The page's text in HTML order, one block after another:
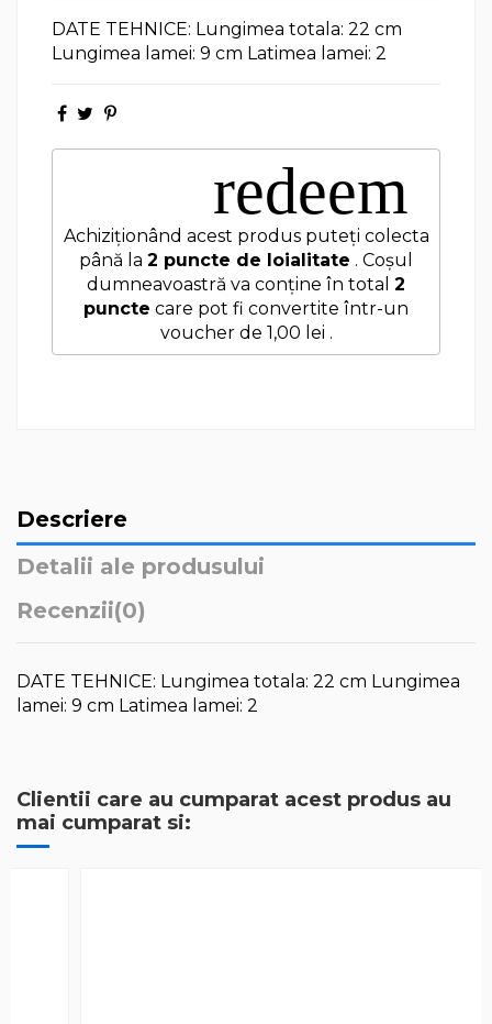
DATE TEHNICE: Lungimea totala: 22 cm
Lungimea lamei: 9 cm Latimea lamei: 2
redeem
Achiziționând acest produs puteți colecta
până la 2 puncte de loialitate . Coșul
dumneavoastră va conține în total 2
puncte care pot fi convertite într-un
voucher de 1,00 lei .
Descriere
Detalii ale produsului
Recenzii(0)
DATE TEHNICE: Lungimea totala: 22 cm Lungimea
lamei: 9 cm Latimea lamei: 2
Clientii care au cumparat acest produs au
mai cumparat si: